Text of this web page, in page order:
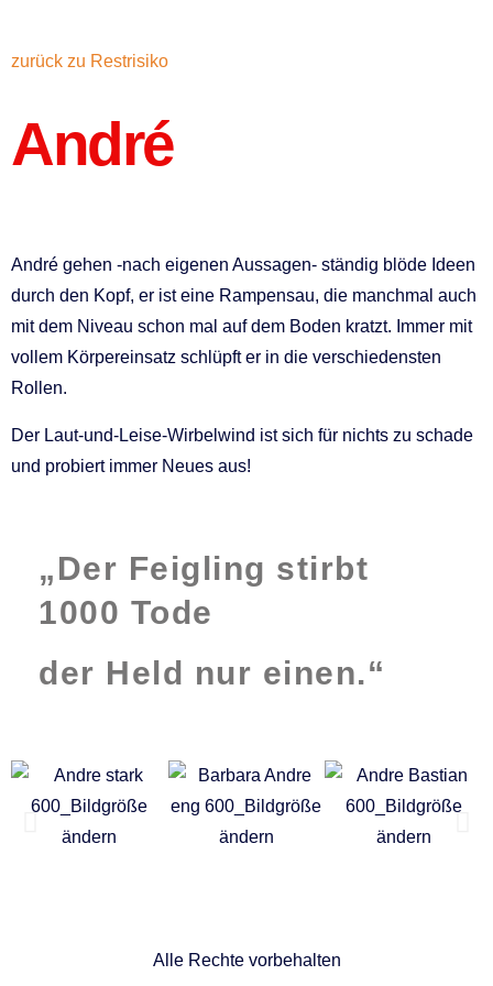
zurück zu Restrisiko
André
André gehen -nach eigenen Aussagen- ständig blöde Ideen
durch den Kopf, er ist eine Rampensau, die manchmal auch
mit dem Niveau schon mal auf dem Boden kratzt. Immer mit
vollem Körpereinsatz schlüpft er in die verschiedensten
Rollen.
Der Laut-und-Leise-Wirbelwind ist sich für nichts zu schade
und probiert immer Neues aus!
„Der Feigling stirbt
1000 Tode
der Held nur einen.“
Alle Rechte vorbehalten